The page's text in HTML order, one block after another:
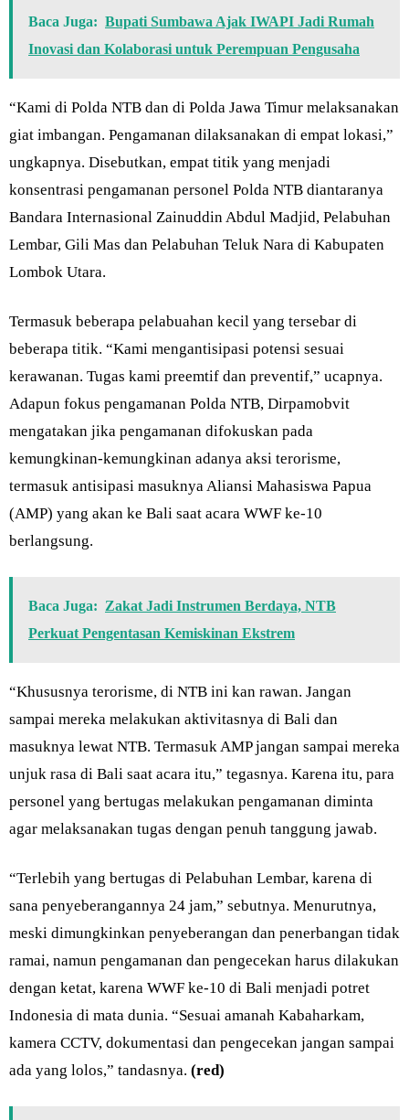
Baca Juga: Bupati Sumbawa Ajak IWAPI Jadi Rumah
Inovasi dan Kolaborasi untuk Perempuan Pengusaha
“Kami di Polda NTB dan di Polda Jawa Timur melaksanakan
giat imbangan. Pengamanan dilaksanakan di empat lokasi,”
ungkapnya. Disebutkan, empat titik yang menjadi
konsentrasi pengamanan personel Polda NTB diantaranya
Bandara Internasional Zainuddin Abdul Madjid, Pelabuhan
Lembar, Gili Mas dan Pelabuhan Teluk Nara di Kabupaten
Lombok Utara.
Termasuk beberapa pelabuahan kecil yang tersebar di
beberapa titik. “Kami mengantisipasi potensi sesuai
kerawanan. Tugas kami preemtif dan preventif,” ucapnya.
Adapun fokus pengamanan Polda NTB, Dirpamobvit
mengatakan jika pengamanan difokuskan pada
kemungkinan-kemungkinan adanya aksi terorisme,
termasuk antisipasi masuknya Aliansi Mahasiswa Papua
(AMP) yang akan ke Bali saat acara WWF ke-10
berlangsung.
Baca Juga: Zakat Jadi Instrumen Berdaya, NTB
Perkuat Pengentasan Kemiskinan Ekstrem
“Khususnya terorisme, di NTB ini kan rawan. Jangan
sampai mereka melakukan aktivitasnya di Bali dan
masuknya lewat NTB. Termasuk AMP jangan sampai mereka
unjuk rasa di Bali saat acara itu,” tegasnya. Karena itu, para
personel yang bertugas melakukan pengamanan diminta
agar melaksanakan tugas dengan penuh tanggung jawab.
“Terlebih yang bertugas di Pelabuhan Lembar, karena di
sana penyeberangannya 24 jam,” sebutnya. Menurutnya,
meski dimungkinkan penyeberangan dan penerbangan tidak
ramai, namun pengamanan dan pengecekan harus dilakukan
dengan ketat, karena WWF ke-10 di Bali menjadi potret
Indonesia di mata dunia. “Sesuai amanah Kabaharkam,
kamera CCTV, dokumentasi dan pengecekan jangan sampai
ada yang lolos,” tandasnya. (red)